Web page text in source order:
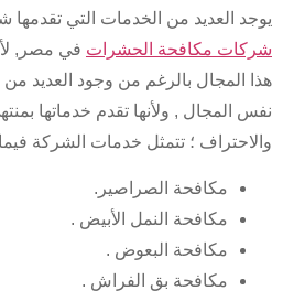
العديد من الخدمات التي تقدمها شركة
مكافحة الحشراتفي مصر, لأنها
المجال بالرغم من وجود العديد من
المجال , ولأنها تقدم خدماتها بمنتهي
؛ تتمثل خدمات الشركة فيما يلي:
مكافحة الصراصير.
مكافحة النمل الأبيض .
مكافحة البعوض .
مكافحة بق الفراش .